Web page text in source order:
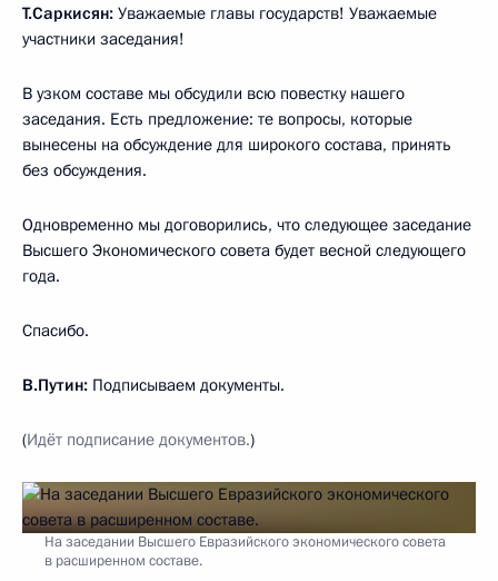
Т.Саркисян: Уважаемые главы государств! Уважаемые
участники заседания!
В узком составе мы обсудили всю повестку нашего
заседания. Есть предложение: те вопросы, которые
вынесены на обсуждение для широкого состава, принять
без обсуждения.
Одновременно мы договорились, что следующее заседание
Высшего Экономического совета будет весной следующего
года.
Спасибо.
В.Путин: Подписываем документы.
(Идёт подписание документов.)
На заседании Высшего Евразийского экономического совета
в расширенном составе.